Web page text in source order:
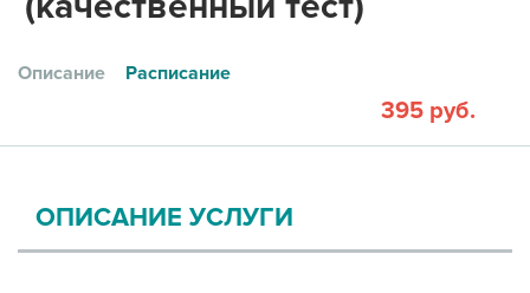
Описание Расписание
395 руб.
ОПИСАНИЕ УСЛУГИ